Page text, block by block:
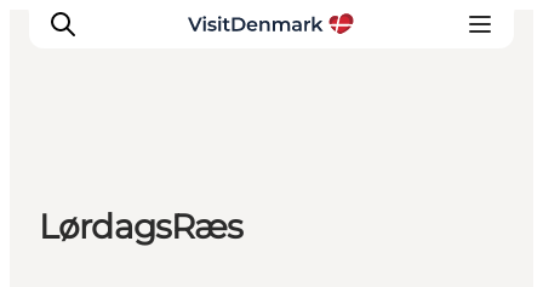
Inspiration
Destinationer
LørdagsRæs